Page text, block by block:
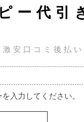
ー代引
激安口コミ後払
入力してください。